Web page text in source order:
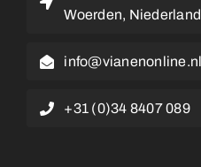
Woerden,
info@vianenonline.nl
+31 (0)34 8407 089